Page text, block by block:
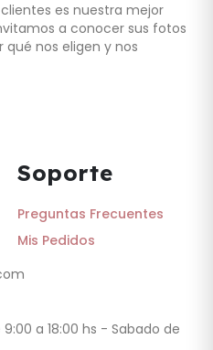
es nuestra mejor
a conocer sus fotos
qué nos eligen y nos
Soporte
Preguntas Frecuentes
Mis Pedidos
a 18:00 hs - Sabado de